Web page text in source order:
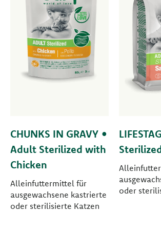
CHUNKS IN GRAVY •
Adult Sterilized with
Chicken
Alleinfuttermittel für
ausgewachsene kastrierte
oder sterilisierte Katzen
oder